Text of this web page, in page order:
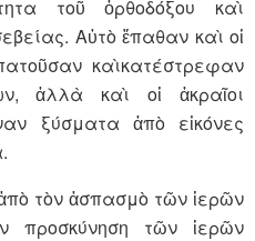
τοῦ ὀρθοδόξου καὶ
Αὐτὸ ἔπαθαν καὶ οἱ
καὶκατέστρεφαν
ἀλλὰ καὶ οἱ ἀκραῖοι
ξύσματα ἀπὸ εἰκόνες
τὸν ἀσπασμὸ τῶν ἱερῶν
προσκύνηση τῶν ἱερῶν